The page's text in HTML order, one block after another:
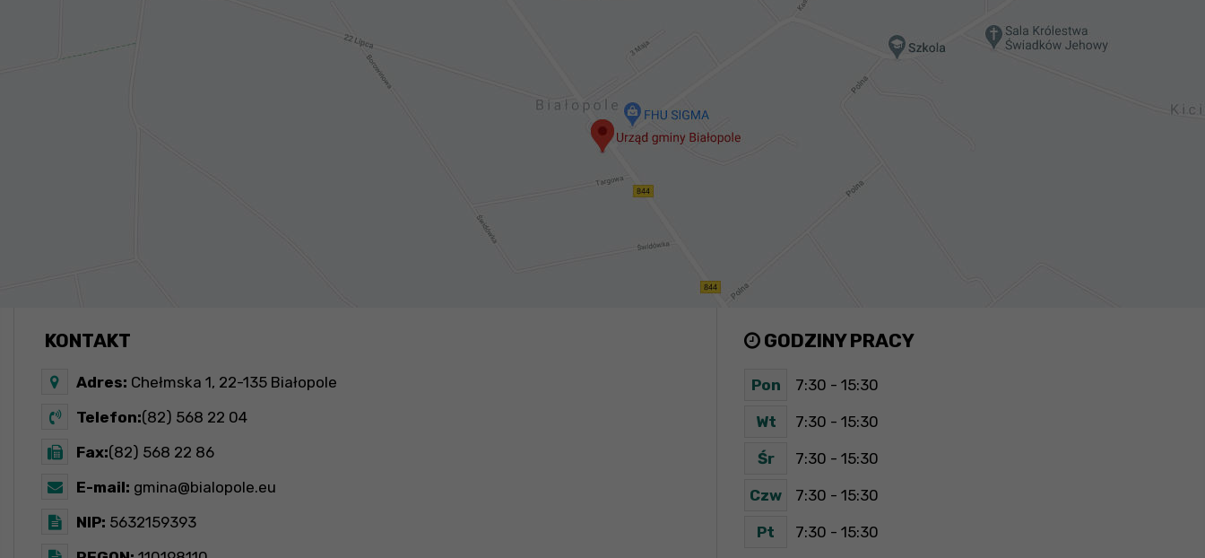
KONTAKT
Adres: Chełmska 1, 22-135 Białopole
Telefon:(82) 568 22 04
Fax:(82) 568 22 86
E-mail: gmina@bialopole.eu
NIP: 5632159393
GODZINY PRACY
Pon 7:30 - 15:30
Wt 7:30 - 15:30
Śr 7:30 - 15:30
Czw 7:30 - 15:30
Pt 7:30 - 15:30